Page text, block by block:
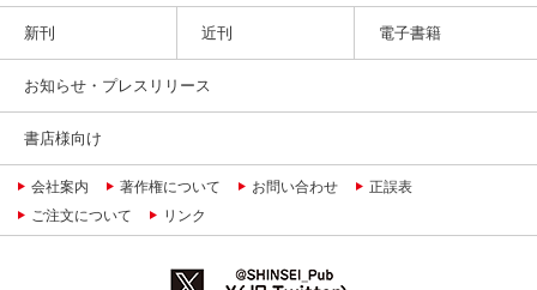
新刊 近刊 電子書籍
お知らせ・プレスリリース
書店様向け
会社案内 著作権について お問い合わせ
正誤表
ご注文について
リンク